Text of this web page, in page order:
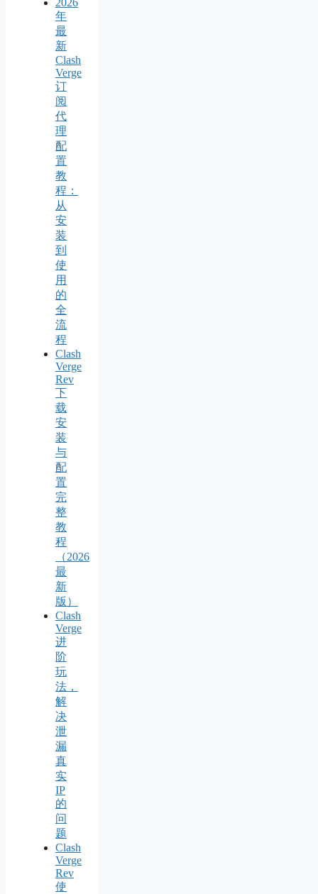
年
最
新
Clash
Verge
订
阅
代
理
配
置
教
程：
从
安
装
到
使
用
的
全
流
程
Clash
Verge
Rev
下
载
安
装
与
配
置
完
整
教
程
（2026
最
新
版）
Clash
Verge
进
阶
玩
法，
解
决
泄
漏
真
实
IP
的
问
题
Clash
Verge
Rev
使